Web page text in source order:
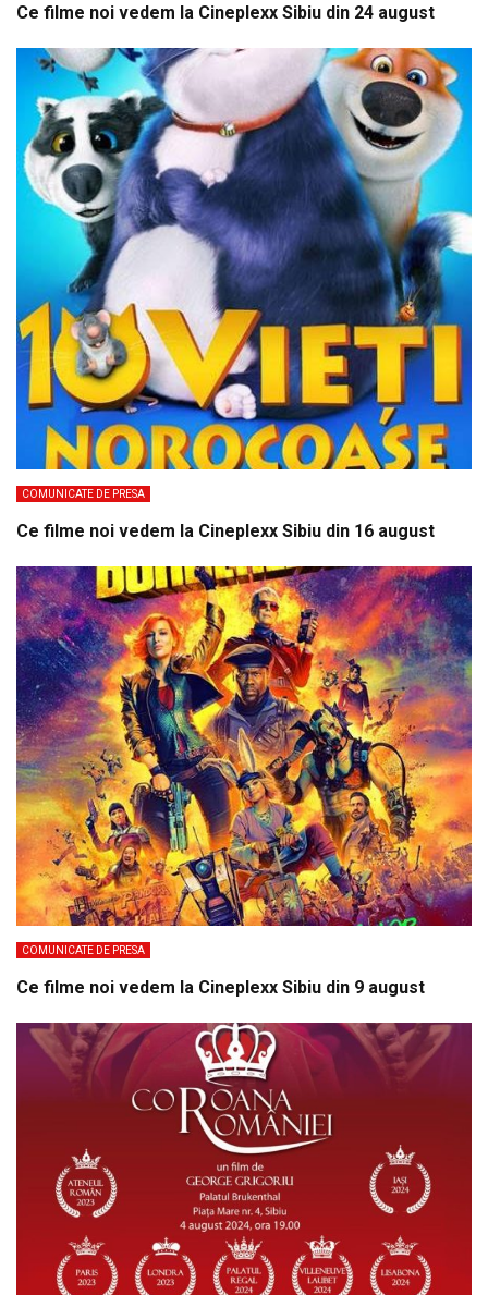
Ce filme noi vedem la Cineplexx Sibiu din 24 august
COMUNICATE DE PRESA
Ce filme noi vedem la Cineplexx Sibiu din 16 august
COMUNICATE DE PRESA
Ce filme noi vedem la Cineplexx Sibiu din 9 august